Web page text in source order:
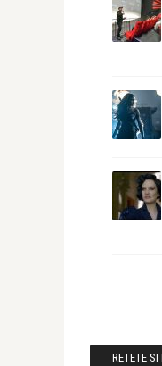
RETETE SI